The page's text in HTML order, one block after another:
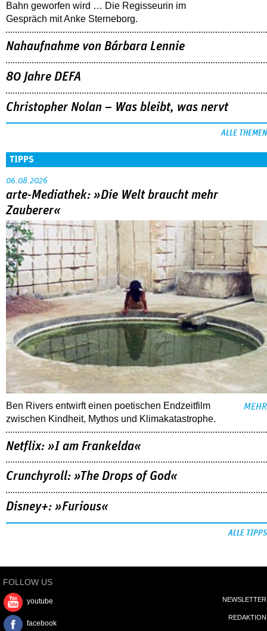
Bahn geworfen wird … Die Regisseurin im
Gespräch mit Anke Sterneborg.
Nahaufnahme von Bárbara Lennie
80 Jahre DEFA
Christopher Nolan – Was bleibt, was nervt
ALLE THEMEN
TIPPS
06.08.2026
arte-Mediathek: »Die Welt braucht mehr
Zauberer«
Ben Rivers entwirft einen poetischen Endzeitfilm
zwischen Kindheit, Mythos und Klimakatastrophe.
MEHR
Netflix: »I am Frankelda«
Crunchyroll: »The Drops of God«
Disney+: »Furious«
ALLE TIPPS
FOLLOW US
youtube
facebook
NEWSLETTER
REDAKTION